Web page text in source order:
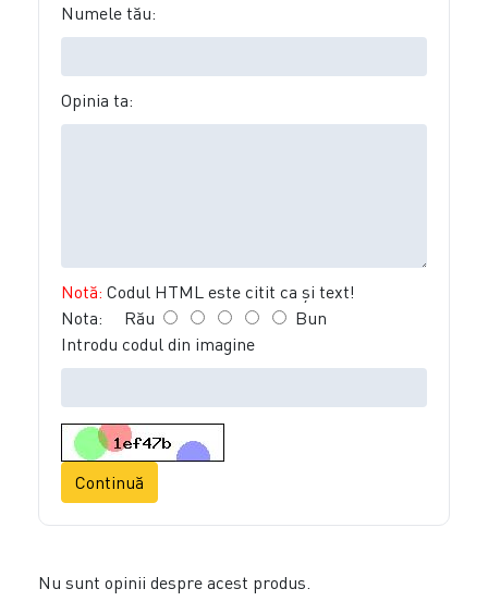
Numele tău:
Opinia ta:
Notă: Codul HTML este citit ca şi text!
Nota: Rău
Bun
Introdu codul din imagine
Continuă
Nu sunt opinii despre acest produs.